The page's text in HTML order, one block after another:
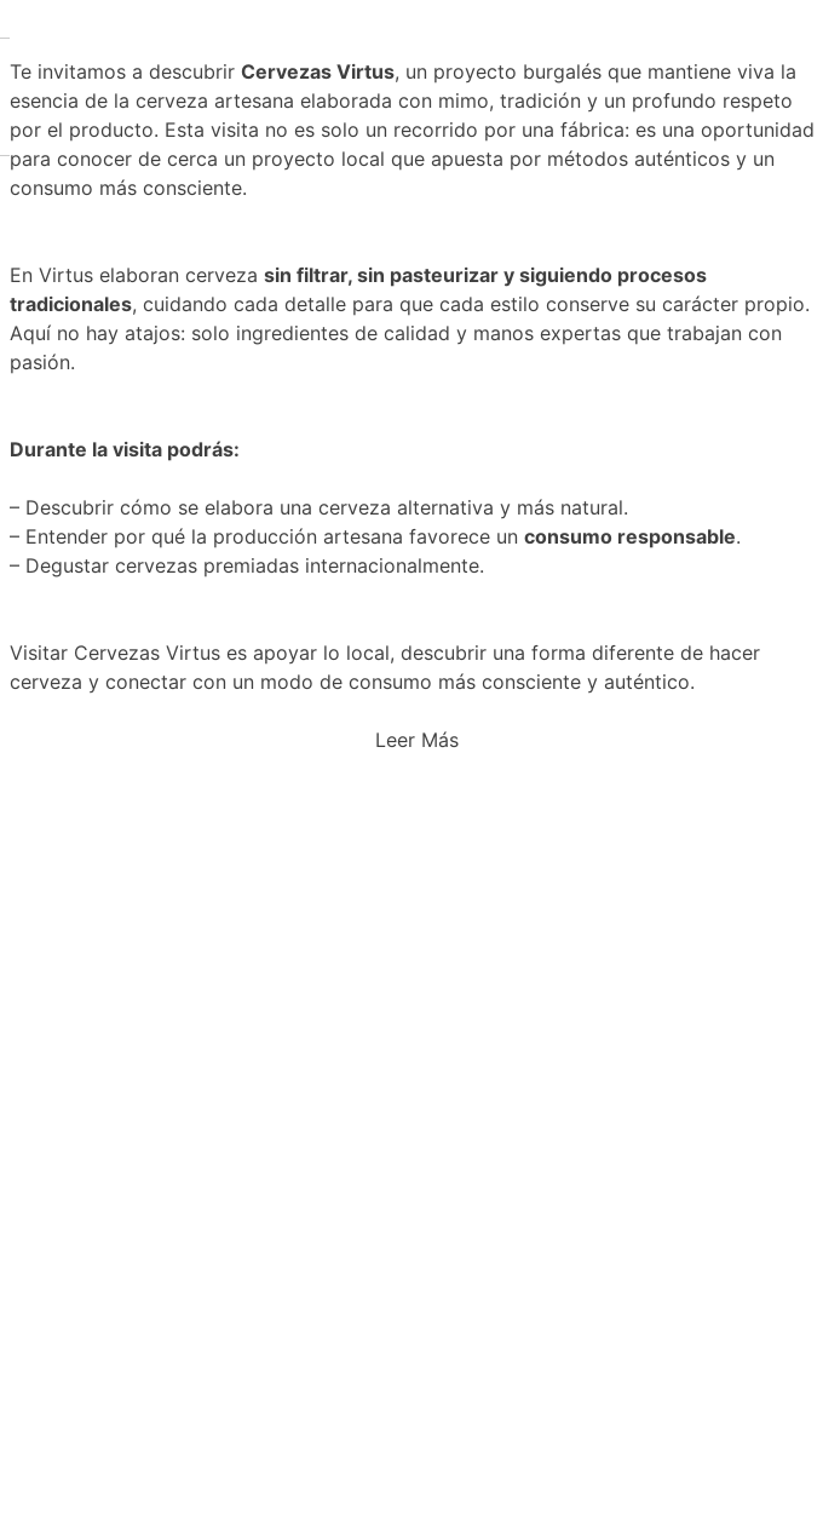
Te invitamos a descubrir Cervezas Virtus, un proyecto burgalés que mantiene viva la
esencia de la cerveza artesana elaborada con mimo, tradición y un profundo respeto
por el producto. Esta visita no es solo un recorrido por una fábrica: es una oportunidad
para conocer de cerca un proyecto local que apuesta por métodos auténticos y un
consumo más consciente.
En Virtus elaboran cerveza sin filtrar, sin pasteurizar y siguiendo procesos
tradicionales, cuidando cada detalle para que cada estilo conserve su carácter propio.
Aquí no hay atajos: solo ingredientes de calidad y manos expertas que trabajan con
pasión.
Durante la visita podrás:
– Descubrir cómo se elabora una cerveza alternativa y más natural.
– Entender por qué la producción artesana favorece un consumo responsable.
– Degustar cervezas premiadas internacionalmente.
Visitar Cervezas Virtus es apoyar lo local, descubrir una forma diferente de hacer
cerveza y conectar con un modo de consumo más consciente y auténtico.
Leer Más